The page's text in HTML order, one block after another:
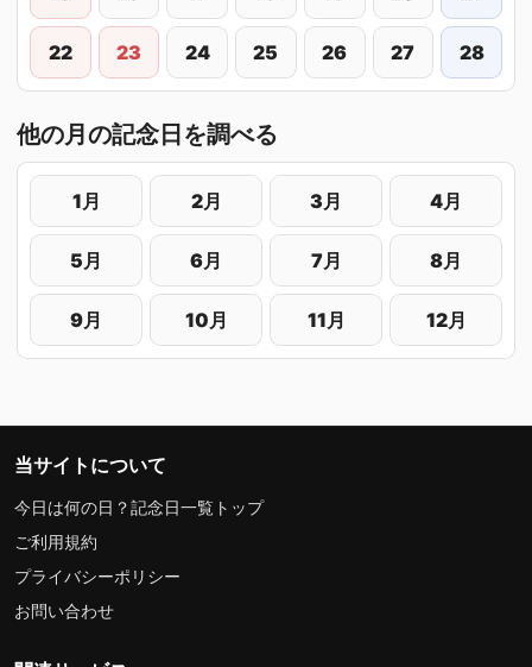
22 23 24 25 26 27 28
他の月の記念日を調べる
1月 2月 3月 4月
5月 6月 7月 8月
9月 10月 11月 12月
当サイトについて
今日は何の日？記念日一覧トップ
ご利用規約
プライバシーポリシー
お問い合わせ